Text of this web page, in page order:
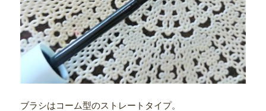
ブラシはコーム型のストレートタイプ。